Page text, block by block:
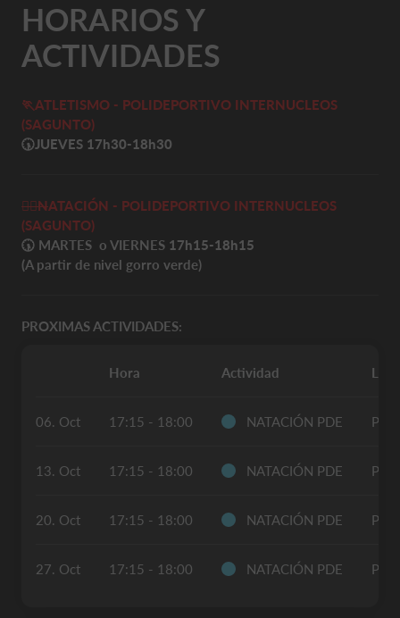
HORARIOS Y
ACTIVIDADES
🏃ATLETISMO - POLIDEPORTIVO INTERNUCLEOS
(SAGUNTO)
🕠JUEVES 17h30-18h30
🏊‍♀️NATACIÓN - POLIDEPORTIVO INTERNUCLEOS
(SAGUNTO)
🕠 MARTES o VIERNES 17h15-18h15
(A partir de nivel gorro verde)
PROXIMAS ACTIVIDADES:
Hora Actividad
06. Oct 17:15 - 18:00 NATACIÓN PDE
13. Oct 17:15 - 18:00 NATACIÓN PDE
20. Oct 17:15 - 18:00 NATACIÓN PDE
27. Oct 17:15 - 18:00 NATACIÓN PDE